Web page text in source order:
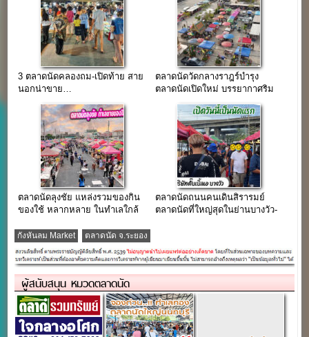
3 ตลาดนัดคลองถม-เปิดท้าย สาย
นอกน่าขาย…
ตลาดนัดวัดกลางราฎร์บำรุง
ตลาดนัดเปิดใหม่ บรรยากาศริม
ตลาดนัดลุงชัย แหล่งรวมของกิน
ของใช้ หลากหลาย ในทำเลใกล้
ตลาดนัดถนนคนเดินสิรารมย์
ตลาดนัดที่ใหญ่สุดในย่านบางวัว-
กังหันลม Market ตลาดนัด จ.ระยอง
ผู้สนับสนุน หมวดตลาดนัด